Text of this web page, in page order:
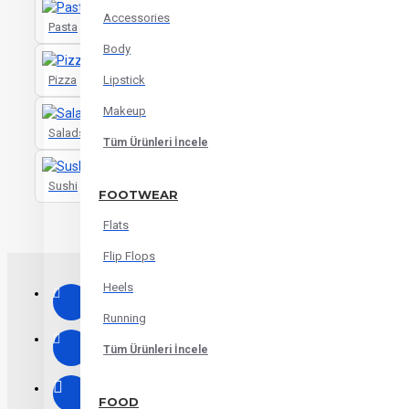
Accessories
Body
Lipstick
Makeup
Tüm Ürünleri İncele
FOOTWEAR
Flats
Flip Flops
Heels
Running
Tüm Ürünleri İncele
FOOD
Pasta
Pizza
Salads
Sushi